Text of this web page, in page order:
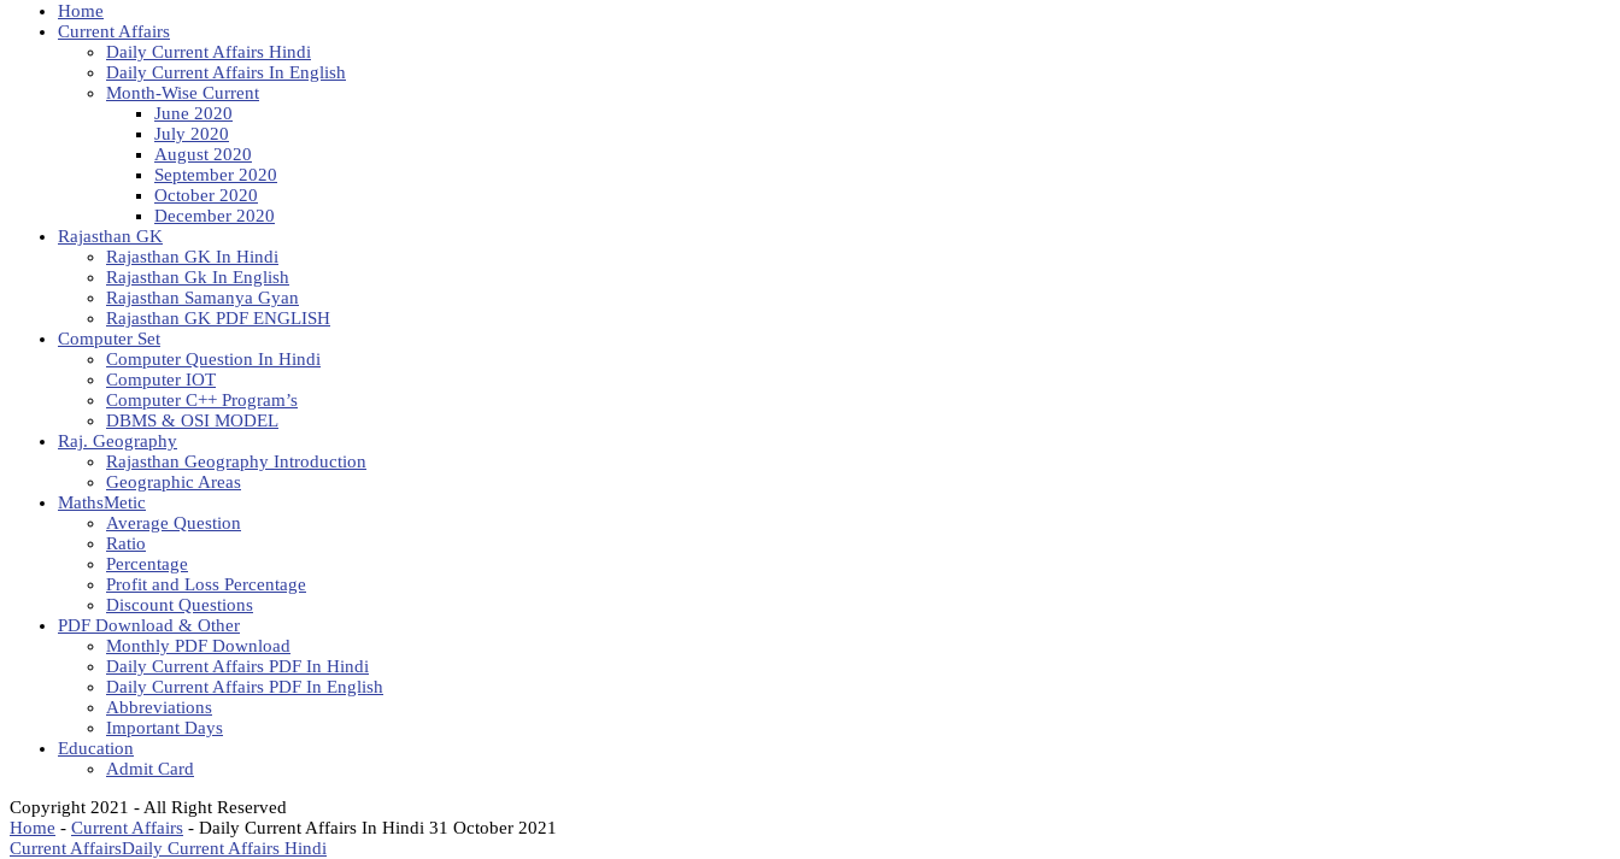
Home
Current Affairs
Daily Current Affairs Hindi
Daily Current Affairs In English
Month-Wise Current
June 2020
July 2020
August 2020
September 2020
October 2020
December 2020
Rajasthan GK
Rajasthan GK In Hindi
Rajasthan Gk In English
Rajasthan Samanya Gyan
Rajasthan GK PDF ENGLISH
Computer Set
Computer Question In Hindi
Computer IOT
Computer C++ Program’s
DBMS & OSI MODEL
Raj. Geography
Rajasthan Geography Introduction
Geographic Areas
MathsMetic
Average Question
Ratio
Percentage
Profit and Loss Percentage
Discount Questions
PDF Download & Other
Monthly PDF Download
Daily Current Affairs PDF In Hindi
Daily Current Affairs PDF In English
Abbreviations
Important Days
Education
Admit Card
Copyright 2021 - All Right Reserved
Home - Current Affairs - Daily Current Affairs In Hindi 31 October 2021
Current AffairsDaily Current Affairs Hindi